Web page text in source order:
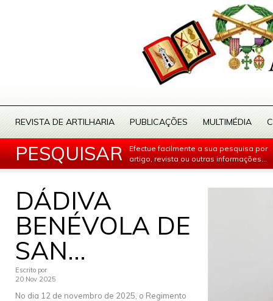
REVISTA DE ARTILHARIA PUBLICAÇÕES MULTIMÉDIA
PESQUISAR
Efectue facilmente a sua pesquisa por
artigo, revista ou outras informações...
DÁDIVA
BENÉVOLA DE
SAN...
Escrito por
20 Nov 2025
No dia 12 de novembro de 2025, o Regimento